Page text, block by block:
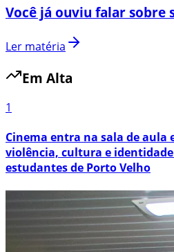
Você já ouviu falar sobre
Ler matéria
Em Alta
1
Cinema entra na sala de aula
violência, cultura e
estudantes de Porto Velho